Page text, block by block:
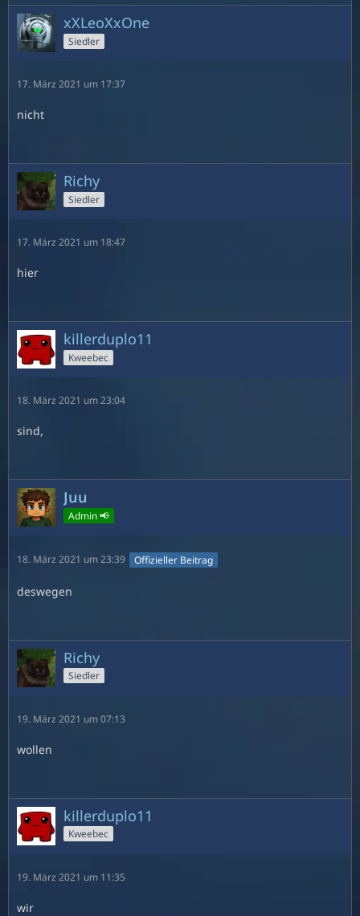
xXLeoXxOne
Siedler
17. März 2021 um 17:37
nicht
Richy
Siedler
17. März 2021 um 18:47
hier
killerduplo11
Kweebec
18. März 2021 um 23:04
sind,
Juu
Admin 📢
18. März 2021 um 23:39 Offizieller Beitrag
deswegen
Richy
Siedler
19. März 2021 um 07:13
wollen
killerduplo11
Kweebec
19. März 2021 um 11:35
wir